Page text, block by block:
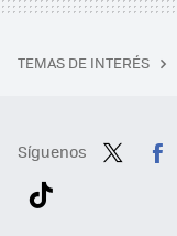
TEMAS DE INTERÉS
Síguenos